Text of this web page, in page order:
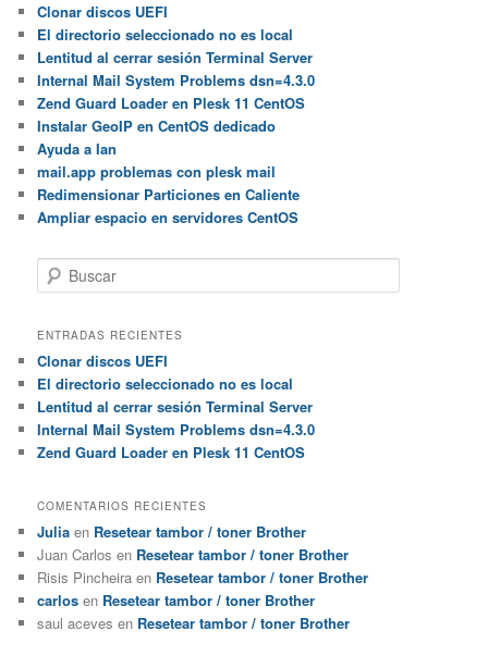
Clonar discos UEFI
El directorio seleccionado no es local
Lentitud al cerrar sesión Terminal Server
Internal Mail System Problems dsn=4.3.0
Zend Guard Loader en Plesk 11 CentOS
Instalar GeoIP en CentOS dedicado
Ayuda a Ian
mail.app problemas con plesk mail
Redimensionar Particiones en Caliente
Ampliar espacio en servidores CentOS
u
c
r
ENTRADAS RECIENTES
Clonar discos UEFI
El directorio seleccionado no es local
Lentitud al cerrar sesión Terminal Server
Internal Mail System Problems dsn=4.3.0
Zend Guard Loader en Plesk 11 CentOS
COMENTARIOS RECIENTES
Julia en Resetear tambor / toner Brother
Juan Carlos en Resetear tambor / toner Brother
Risis Pincheira en Resetear tambor / toner Brother
carlos en Resetear tambor / toner Brother
saul aceves en Resetear tambor / toner Brother